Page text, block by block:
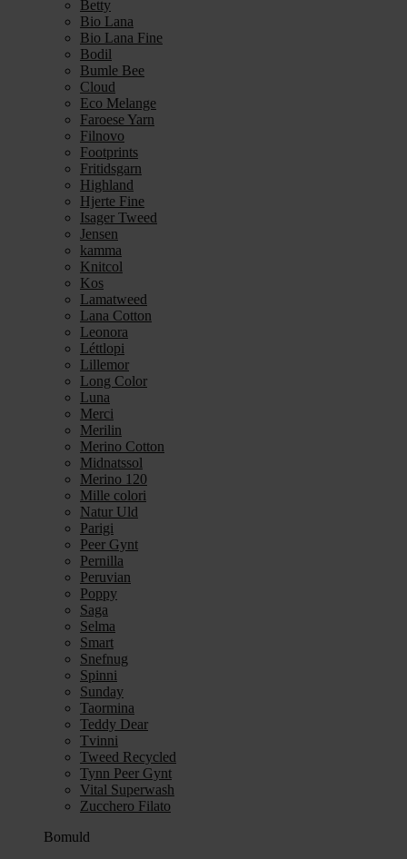
Betty
Bio Lana
Bio Lana Fine
Bodil
Bumle Bee
Cloud
Eco Melange
Faroese Yarn
Filnovo
Footprints
Fritidsgarn
Highland
Hjerte Fine
Isager Tweed
Jensen
kamma
Knitcol
Kos
Lamatweed
Lana Cotton
Leonora
Léttlopi
Lillemor
Long Color
Luna
Merci
Merilin
Merino Cotton
Midnatssol
Merino 120
Mille colori
Natur Uld
Parigi
Peer Gynt
Pernilla
Peruvian
Poppy
Saga
Selma
Smart
Snefnug
Spinni
Sunday
Taormina
Teddy Dear
Tvinni
Tweed Recycled
Tynn Peer Gynt
Vital Superwash
Zucchero Filato
Bomuld